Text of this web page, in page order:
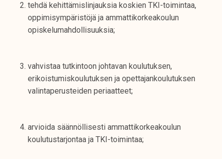
tehdä kehittämislinjauksia koskien TKI-toimintaa,
oppimisympäristöjä ja ammattikorkeakoulun
opiskelumahdollisuuksia;
vahvistaa tutkintoon johtavan koulutuksen,
erikoistumiskoulutuksen ja opettajankoulutuksen
valintaperusteiden periaatteet;
arvioida säännöllisesti ammattikorkeakoulun
koulutustarjontaa ja TKI-toimintaa;